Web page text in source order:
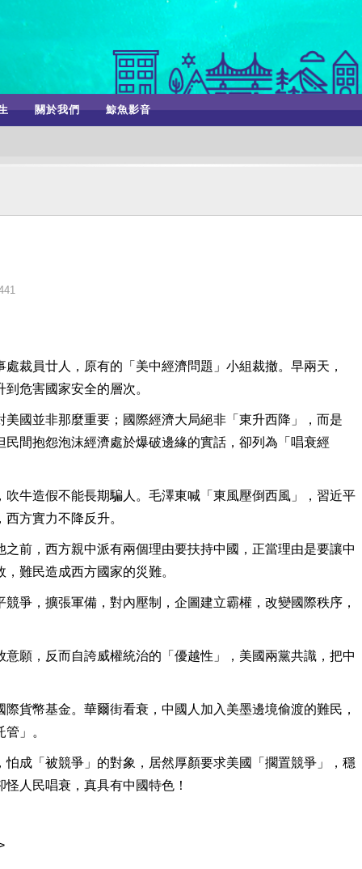
關於我們 鯨魚影音
裁員廿人，原有的「美中經濟問題」小組裁撤。早兩天，
危害國家安全的層次。
國並非那麼重要；國際經濟大局絕非「東升西降」，而是
民間抱怨泡沫經濟處於爆破邊緣的實話，卻列為「唱衰經
牛造假不能長期騙人。毛澤東喊「東風壓倒西風」，習近平
方實力不降反升。
前，西方親中派有兩個理由要扶持中國，正當理由是要讓中
難民造成西方國家的災難。
爭，擴張軍備，對內壓制，企圖建立霸權，改變國際秩序，
願，反而自誇威權統治的「優越性」，美國兩黨共識，把中
貨幣基金。華爾街看衰，中國人加入美墨邊境偷渡的難民，
」。
成「被競爭」的對象，居然厚顏要求美國「擱置競爭」，穩
人民唱衰，真具有中國特色！